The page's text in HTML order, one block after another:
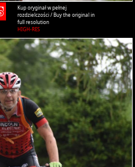
Kup oryginał w pełnej
rozdzielczości / Buy the original in
full resolution
HIGH-RES